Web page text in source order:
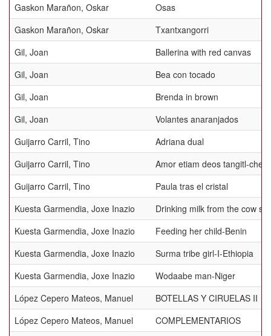
Gaskon Marañon, Oskar
Osas
Gaskon Marañon, Oskar
Txantxangorri
Gil, Joan
Ballerina with red canvas
Gil, Joan
Bea con tocado
Gil, Joan
Brenda in brown
Gil, Joan
Volantes anaranjados
Guijarro Carril, Tino
Adriana dual
Guijarro Carril, Tino
Amor etiam deos tangitl-
Guijarro Carril, Tino
Paula tras el cristal
Kuesta Garmendia, Joxe Inazio
Drinking milk from the cow s
Kuesta Garmendia, Joxe Inazio
Feeding her child-Benin
Kuesta Garmendia, Joxe Inazio
Surma tribe girl-I-Ethiopia
Kuesta Garmendia, Joxe Inazio
Wodaabe man-Niger
López Cepero Mateos, Manuel
BOTELLAS Y CIRUELAS II
López Cepero Mateos, Manuel
COMPLEMENTARIOS